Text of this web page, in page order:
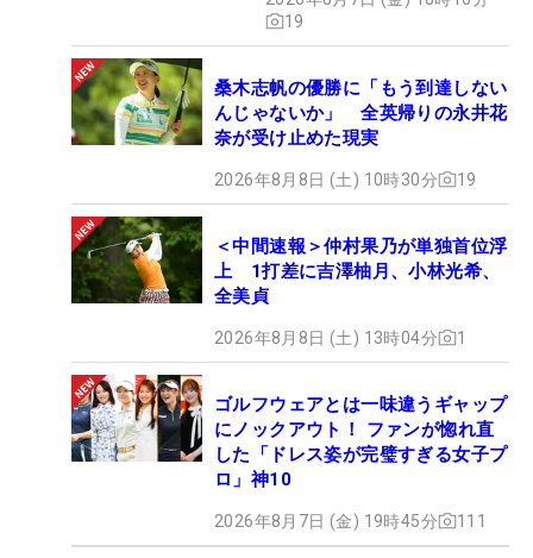
19
桑木志帆の優勝に「もう到達しない
んじゃないか」 全英帰りの永井花
奈が受け止めた現実
2026年8月8日 (土) 10時30分 19
＜中間速報＞仲村果乃が単独首位浮
上 1打差に吉澤柚月、小林光希、
全美貞
2026年8月8日 (土) 13時04分 1
ゴルフウェアとは一味違うギャップ
にノックアウト！ ファンが惚れ直
した「ドレス姿が完璧すぎる女子プ
ロ」神10
2026年8月7日 (金) 19時45分 111